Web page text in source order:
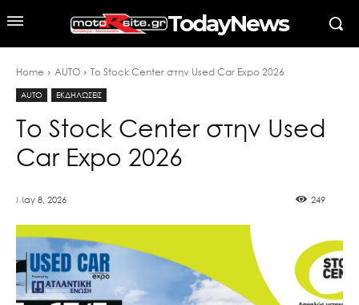
TodayNews
Home AUTO Το Stock Center στην Used Car Expo 2026
AUTO ΕΚΔΗΛΩΣΕΙΣ
Το Stock Center στην Used
Car Expo 2026
May 8, 2026 249